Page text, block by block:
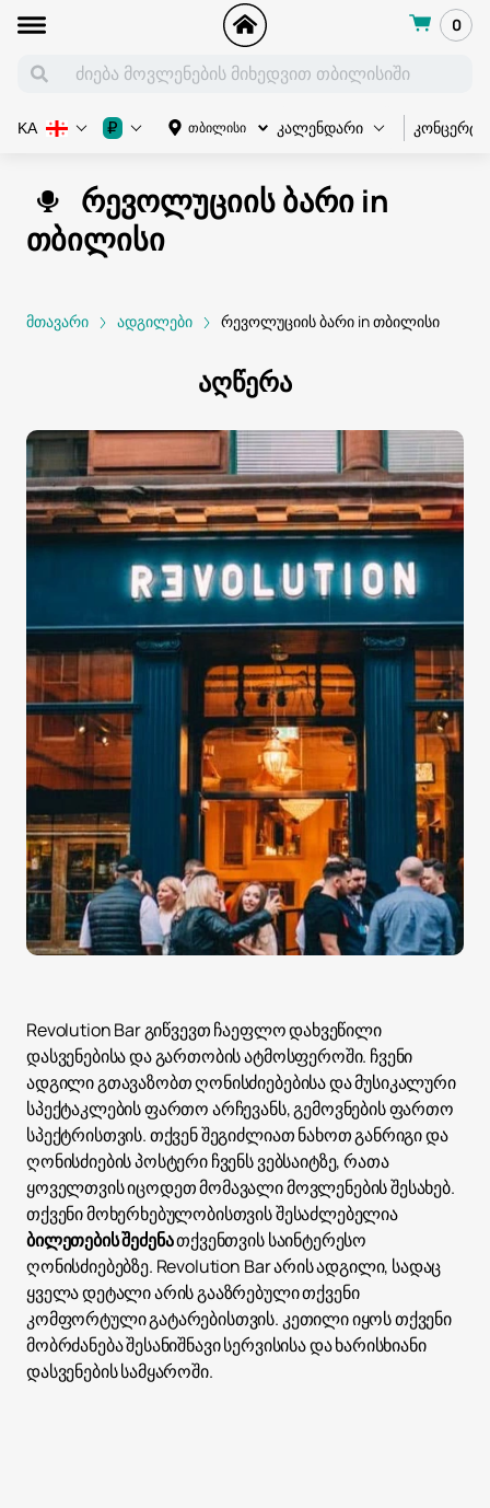
0
თბილისი კალენდარი კონცერტი
KA ₽
რევოლუციის ბარი in
თბილისი
მთავარი ადგილები რევოლუციის ბარი in თბილისი
აღწერა
Revolution Bar გიწვევთ ჩაეფლო დახვეწილი
დასვენებისა და გართობის ატმოსფეროში. ჩვენი
ადგილი გთავაზობთ ღონისძიებებისა და მუსიკალური
სპექტაკლების ფართო არჩევანს, გემოვნების ფართო
სპექტრისთვის. თქვენ შეგიძლიათ ნახოთ განრიგი და
ღონისძიების პოსტერი ჩვენს ვებსაიტზე, რათა
ყოველთვის იცოდეთ მომავალი მოვლენების შესახებ.
თქვენი მოხერხებულობისთვის შესაძლებელია
ბილეთების შეძენათქვენთვის საინტერესო
ღონისძიებებზე. Revolution Bar არის ადგილი, სადაც
ყველა დეტალი არის გააზრებული თქვენი
კომფორტული გატარებისთვის. კეთილი იყოს თქვენი
მობრძანება შესანიშნავი სერვისისა და ხარისხიანი
დასვენების სამყაროში.